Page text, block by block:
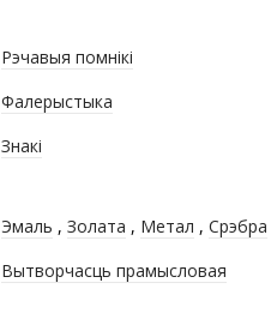
Рэчавыя помнікі
Фалерыстыка
Знакі
Эмаль , Золата , Метал , Срэбра
Вытворчасць прамысловая